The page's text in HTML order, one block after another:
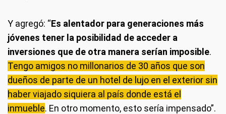
Y agregó: “Es alentador para generaciones más
jóvenes tener la posibilidad de acceder a
inversiones que de otra manera serían imposible.
Tengo amigos no millonarios de 30 años que son
dueños de parte de un hotel de lujo en el exterior sin
haber viajado siquiera al país donde está el
inmueble. En otro momento, esto sería impensado”.